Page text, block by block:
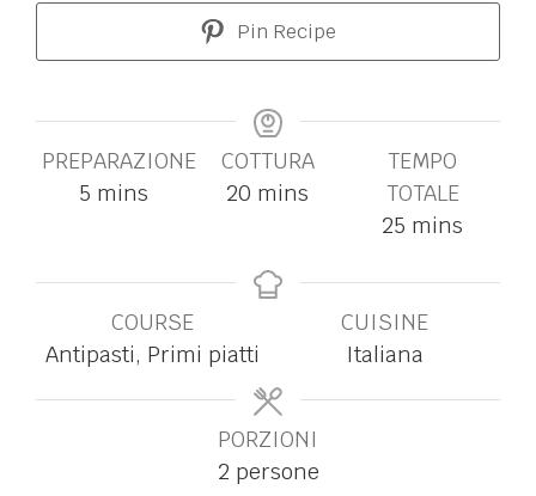
Pin Recipe
PREPARAZIONE
5 mins
COTTURA
20 mins
TEMPO
TOTALE
25 mins
COURSE
Antipasti, Primi piatti
CUISINE
Italiana
PORZIONI
2 persone